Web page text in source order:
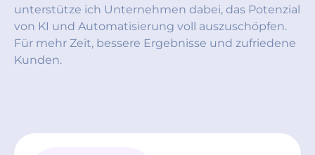
unterstütze ich Unternehmen dabei, das Potenzial
von KI und Automatisierung voll auszuschöpfen.
Für mehr Zeit, bessere Ergebnisse und zufriedene
Kunden.